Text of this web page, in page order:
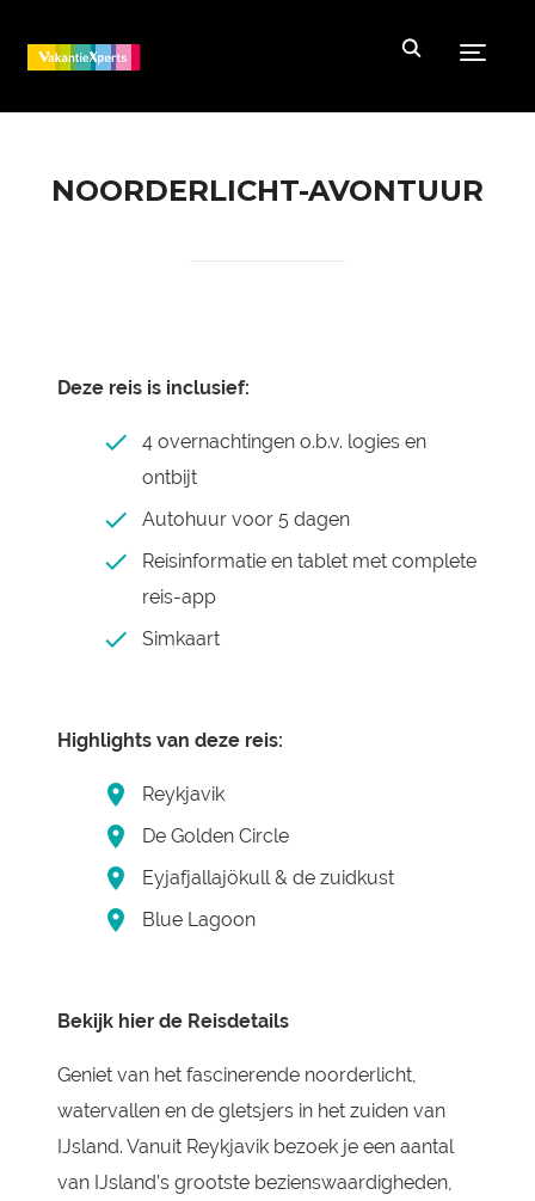
NOORDERLICHT-AVONTUUR
Deze reis is inclusief:
4 overnachtingen o.b.v. logies en
ontbijt
Autohuur voor 5 dagen
Reisinformatie en tablet met complete
reis-app
Simkaart
Highlights van deze reis:
Reykjavik
De Golden Circle
Eyjafjallajökull & de zuidkust
Blue Lagoon
Bekijk hier de Reisdetails
Geniet van het fascinerende noorderlicht,
watervallen en de gletsjers in het zuiden van
IJsland. Vanuit Reykjavik bezoek je een aantal
van IJsland’s grootste bezienswaardigheden,